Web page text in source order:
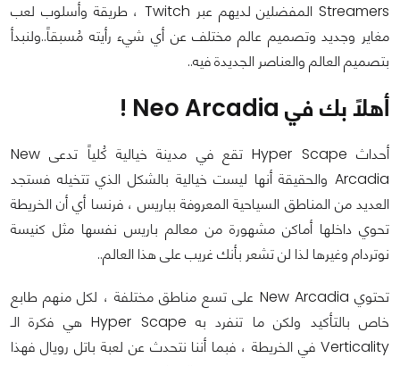
Streamers المفضلين لديهم عبر Twitch ، طريقة وأسلوب لعب
مغاير وجديد وتصميم عالم مختلف عن أي شيء رأيته مُسبقاً..ولنبدأ
بتصميم العالم والعناصر الجديدة فيه..
أهلاً بك في Neo Arcadia !
أحداث Hyper Scape تقع في مدينة خيالية كُلياً تدعى New
Arcadia والحقيقة أنها ليست خيالية بالشكل الذي تتخيله فستجد
العديد من المناطق السياحية المعروفة بباريس ، فرنسا أي أن الخريطة
تحوي داخلها أماكن مشهورة من معالم باريس نفسها مثل كنيسة
نوتردام وغيرها لذا لن تشعر بأنك غريب على هذا العالم..
تحتوي New Arcadia على تسع مناطق مختلفة ، لكل منهم طابع
خاص بالتأكيد ولكن ما تنفرد به Hyper Scape هي فكرة الـ
Verticality في الخريطة ، فبما أننا نتحدث عن لعبة باتل رويال فهذا